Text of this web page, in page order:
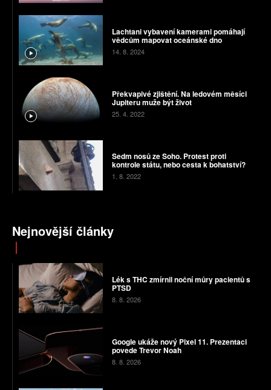
Lachtani vybavení kamerami pomáhají
vědcům mapovat oceánské dno
14. 8. 2024
Překvapivé zjištění. Na ledovém měsíci
Jupiteru muže být život
25. 4. 2022
Sedm nosů ze Soho. Protest proti
kontrole státu, nebo cesta k bohatství?
1. 8. 2022
Nejnovější články
Lék s THC zmírnil noční můry pacientů s
PTSD
8. 8. 2026
Google ukáže nový Pixel 11. Prezentaci
povede Trevor Noah
8. 8. 2026